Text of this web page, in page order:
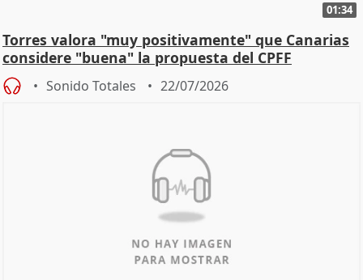
01:34
Torres valora "muy positivamente" que Canarias
considere "buena" la propuesta del CPFF
Sonido Totales 22/07/2026